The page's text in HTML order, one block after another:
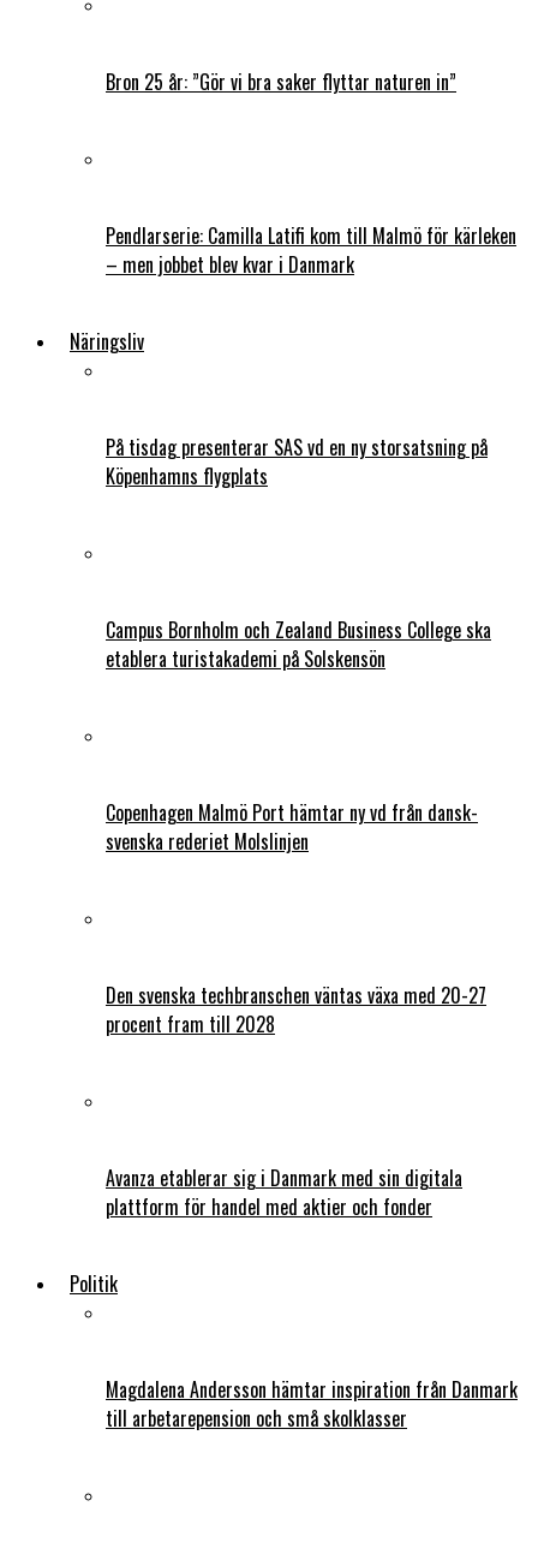
Bron 25 år: ”Gör vi bra saker flyttar naturen in”
Pendlarserie: Camilla Latifi kom till Malmö för kärleken
– men jobbet blev kvar i Danmark
Näringsliv
På tisdag presenterar SAS vd en ny storsatsning på
Köpenhamns flygplats
Campus Bornholm och Zealand Business College ska
etablera turistakademi på Solskensön
Copenhagen Malmö Port hämtar ny vd från dansk-
svenska rederiet Molslinjen
Den svenska techbranschen väntas växa med 20-27
procent fram till 2028
Avanza etablerar sig i Danmark med sin digitala
plattform för handel med aktier och fonder
Politik
Magdalena Andersson hämtar inspiration från Danmark
till arbetarepension och små skolklasser